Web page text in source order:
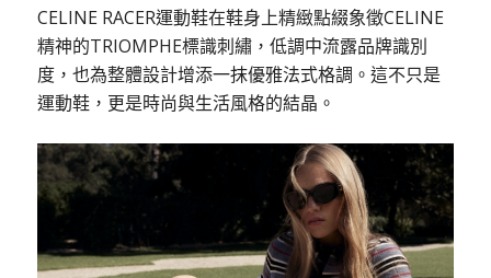
CELINE RACER運動鞋在鞋身上精緻點綴象徵CELINE
精神的TRIOMPHE標識刺繡，低調中流露品牌識別
度，也為整體設計增添一抹優雅法式格調。這不只是
運動鞋，更是時尚與生活風格的結晶。